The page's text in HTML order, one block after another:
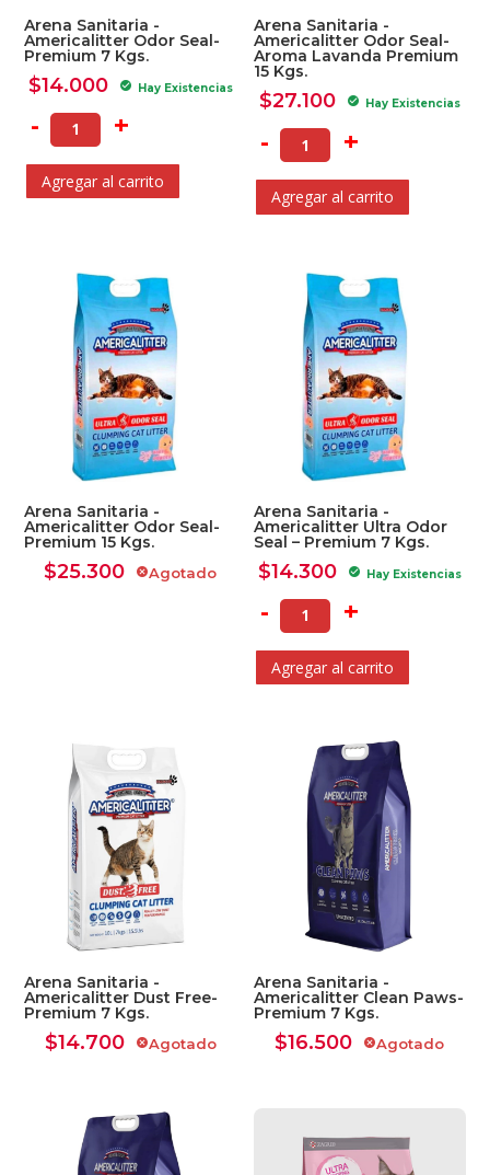
Arena Sanitaria -
Americalitter Odor Seal-
Premium 7 Kgs.
$14.000 check_circle Hay Existencias
- +
Agregar al carrito
Arena Sanitaria -
Americalitter Odor Seal-
Aroma Lavanda Premium
15 Kgs.
$27.100 check_circle Hay Existencias
- +
Agregar al carrito
Arena Sanitaria -
Americalitter Odor Seal-
Premium 15 Kgs.
$25.300 cancelAgotado
Arena Sanitaria -
Americalitter Ultra Odor
Seal – Premium 7 Kgs.
$14.300 check_circle Hay Existencias
- +
Agregar al carrito
Arena Sanitaria -
Americalitter Dust Free-
Premium 7 Kgs.
$14.700 cancelAgotado
Arena Sanitaria -
Americalitter Clean Paws-
Premium 7 Kgs.
$16.500 cancelAgotado